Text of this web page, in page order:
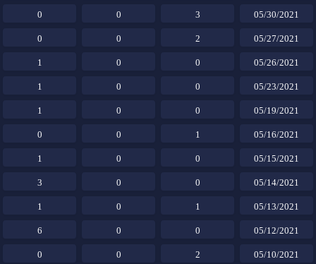
05/30/2021
3
0
0
05/27/2021
2
0
0
05/26/2021
0
0
1
05/23/2021
0
0
1
05/19/2021
0
0
1
05/16/2021
1
0
0
05/15/2021
0
0
1
05/14/2021
0
0
3
05/13/2021
1
0
1
05/12/2021
0
0
6
05/10/2021
2
0
0